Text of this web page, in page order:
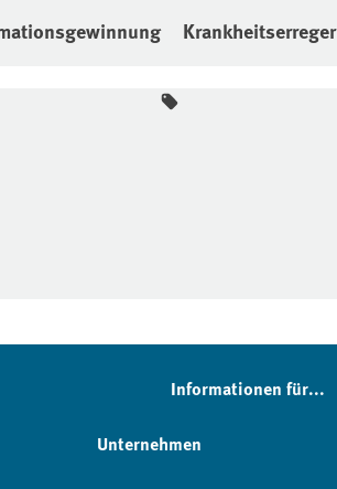
Krankheitserreger
Informationen für...
Unternehmen